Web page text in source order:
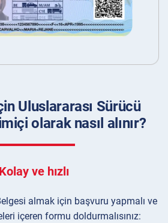
Uluslararası Sürücü
olarak nasıl alınır?
Kolay ve hızlı
almak için başvuru yapmalı ve
içeren formu doldurmalısınız: